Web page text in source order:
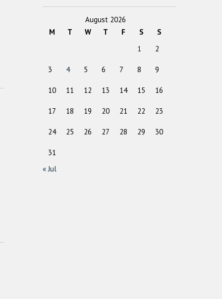
August 2026
M
T W T F S
S
1
2
3 4 5 6 7 8 9
10 11 12 13 14 15 16
17 18 19 20 21 22 23
24 25 26 27 28 29 30
31
« Jul